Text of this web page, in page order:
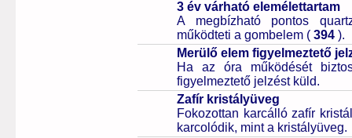
3 év várható elemélettartam
A megbízható pontos
működteti a gombelem ( 394 ).
Merülő elem figyelmeztető
Ha az óra működését
figyelmeztető jelzést küld.
Zafír kristályüveg
Fokozottan karcálló zafír
karcolódik, mint a kristályüveg.